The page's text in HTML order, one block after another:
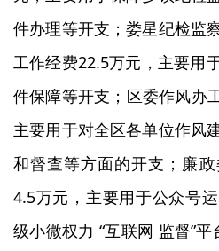
件办理等开支；娄星纪检监
工作经费22.5万元，主要用
件保障等开支；区委作风办
主要用于对全区各单位作风
和督查等方面的开支；廉
4.5万元，主要用于公众号
级小微权力 “互联网 监督”